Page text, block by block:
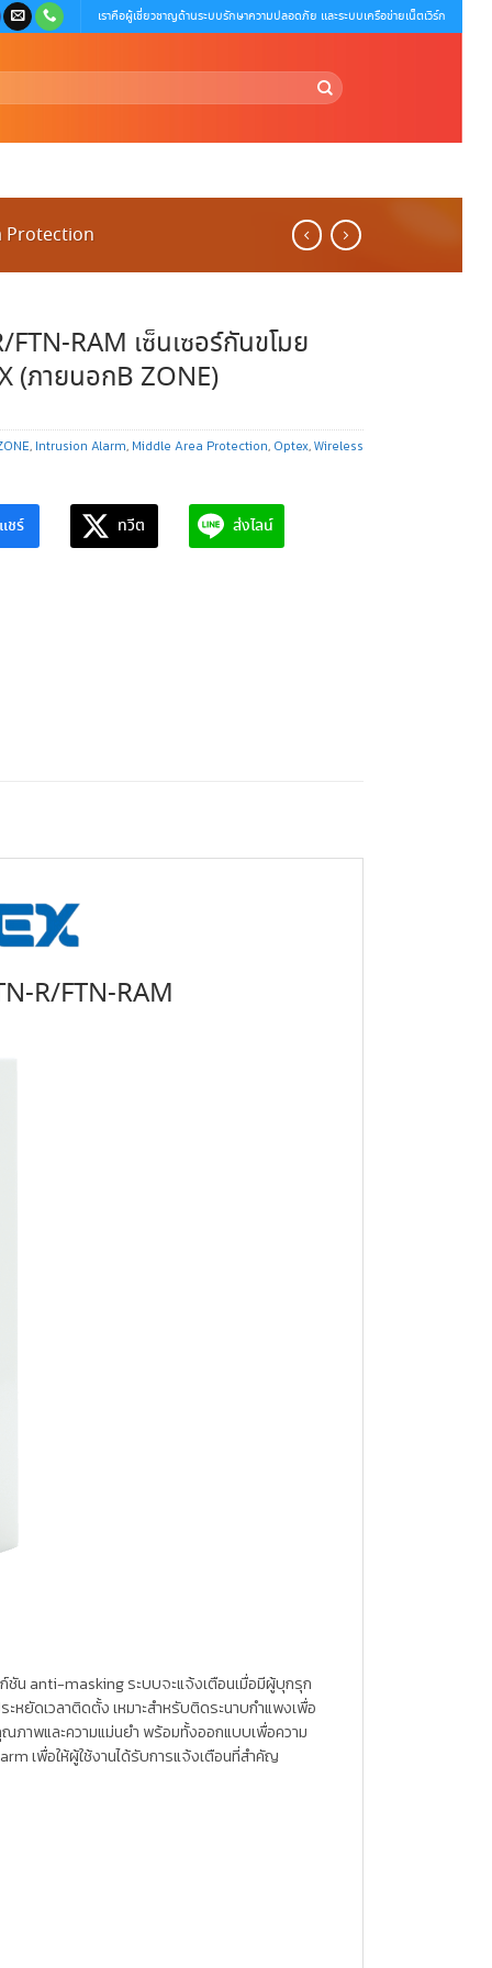
เราคือผู้เชี่ยวชาญด้านระบบรักษาความปลอดภัย และระบบเครือข่ายเน็ตเวิร์ก
Protection
FTN-RAM เซ็นเซอร์กันขโมย
(ภายนอกB ZONE)
, Intrusion Alarm, Middle Area Protection, Optex,Wireless
แชร์ ทวีต ส่งไลน์
R/FTN-RAM
ชัน anti-masking ระบบจะแจ้งเตือนเมื่อมีผู้บุกรุก
หยัดเวลาติดตั้ง เหมาะสำหรับติดระนาบกำแพงเพื่อ
ณภาพและความแม่นยำ พร้อมทั้งออกแบบเพื่อความ
เพื่อให้ผู้ใช้งานได้รับการแจ้งเตือนที่สำคัญ